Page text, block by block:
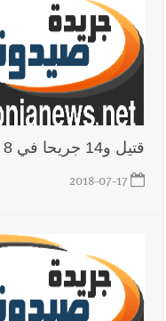
قتيل و14 جريحا في 8 حوادث سير امس
2018-07-17